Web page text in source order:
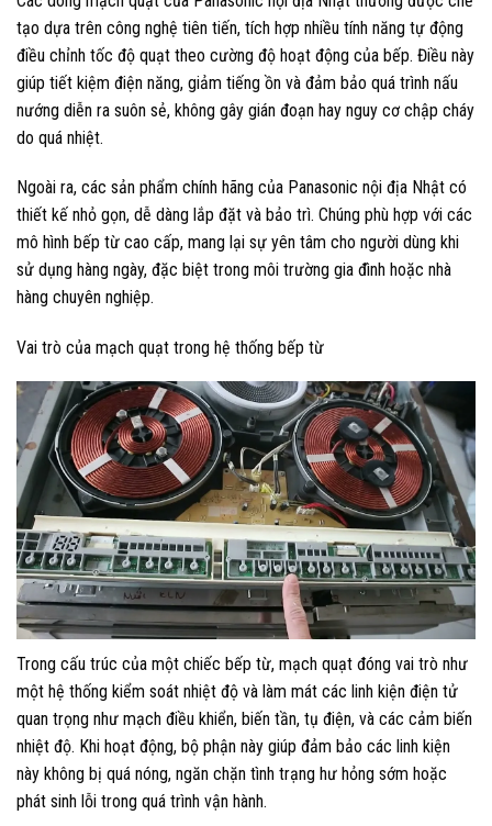
tạo dựa trên công nghệ tiên tiến, tích hợp nhiều tính năng tự động
điều chỉnh tốc độ quạt theo cường độ hoạt động của bếp. Điều này
giúp tiết kiệm điện năng, giảm tiếng ồn và đảm bảo quá trình nấu
nướng diễn ra suôn sẻ, không gây gián đoạn hay nguy cơ chập cháy
do quá nhiệt.
Ngoài ra, các sản phẩm chính hãng của Panasonic nội địa Nhật có
thiết kế nhỏ gọn, dễ dàng lắp đặt và bảo trì. Chúng phù hợp với các
mô hình bếp từ cao cấp, mang lại sự yên tâm cho người dùng khi
sử dụng hàng ngày, đặc biệt trong môi trường gia đình hoặc nhà
hàng chuyên nghiệp.
Vai trò của mạch quạt trong hệ thống bếp từ
Trong cấu trúc của một chiếc bếp từ, mạch quạt đóng vai trò như
một hệ thống kiểm soát nhiệt độ và làm mát các linh kiện điện tử
quan trọng như mạch điều khiển, biến tần, tụ điện, và các cảm biến
nhiệt độ. Khi hoạt động, bộ phận này giúp đảm bảo các linh kiện
này không bị quá nóng, ngăn chặn tình trạng hư hỏng sớm hoặc
phát sinh lỗi trong quá trình vận hành.